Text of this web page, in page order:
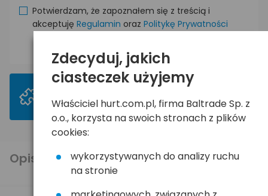
Potwierdzam, że zapoznałem się z treścią i
akceptuję Regulamin oraz Politykę Prywatności
Opis produktu
Zdecyduj, jakich
ciasteczek użyjemy
Właściciel hurt.com.pl, firma Baltrade Sp. z
o.o., korzysta na swoich stronach z plików
cookies:
wykorzystywanych do analizy ruchu
na stronie